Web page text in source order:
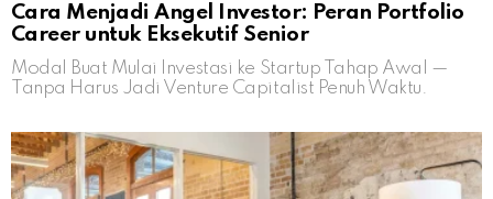
Cara Menjadi Angel Investor: Peran Portfolio
Career untuk Eksekutif Senior
Modal Buat Mulai Investasi ke Startup Tahap Awal —
Tanpa Harus Jadi Venture Capitalist Penuh Waktu.